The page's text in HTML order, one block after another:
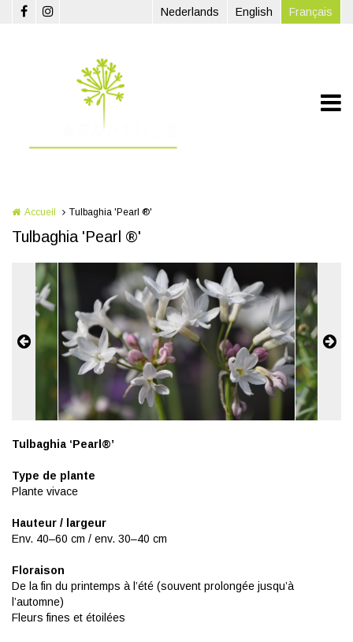
Aller au contenu principal Nederlands English Français
Accueil Tulbaghia 'Pearl ®'
Tulbaghia 'Pearl ®'
Tulbaghia ‘Pearl®’
Type de plante
Plante vivace
Hauteur / largeur
Env. 40–60 cm / env. 30–40 cm
Floraison
De la fin du printemps à l’été (souvent prolongée jusqu’à
l’automne)
Fleurs fines et étoilées